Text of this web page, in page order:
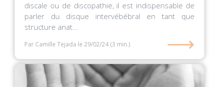
discale ou de discopathie, il est indispensable de
parler du disque intervébébral en tant que
structure anat...
Par Camille Tejada le 29/02/24 (3 min.) ⟶